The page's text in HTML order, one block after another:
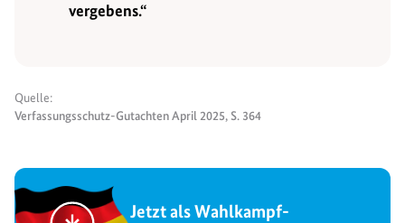
vergebens.“
Quelle:
Verfassungsschutz-Gutachten April 2025, S. 364
Jetzt als Wahlkampf-